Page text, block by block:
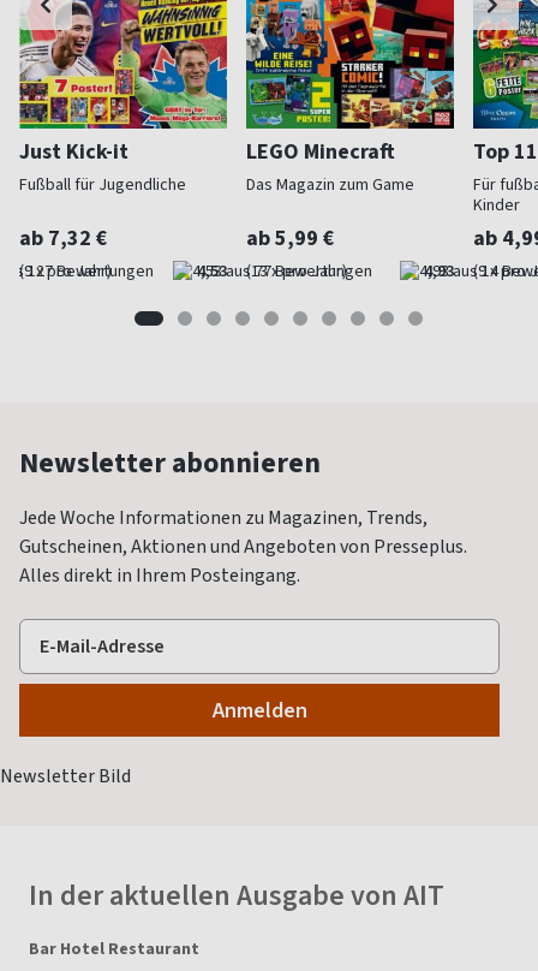
Just Kick-it
Fußball für Jugendliche
ab 7,32 €
(9 x pro Jahr) 4,53
LEGO Minecraft
Das Magazin zum Game
ab 5,99 €
(13 x pro Jahr) 4,93
Top 11
Für
Kinder
ab
(9 x pro
Newsletter abonnieren
Jede Woche Informationen zu Magazinen, Trends,
Gutscheinen, Aktionen und Angeboten von Presseplus.
Alles direkt in Ihrem Posteingang.
In der aktuellen Ausgabe von AIT
Bar Hotel Restaurant